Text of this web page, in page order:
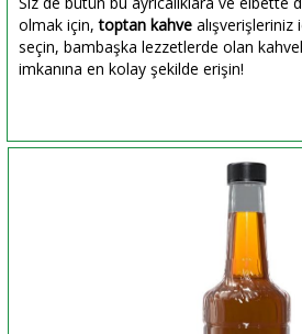
olmak için,toptan kahve alışverişleriniz
seçin, bambaşka lezzetlerde olan
imkanına en kolay şekilde erişin!